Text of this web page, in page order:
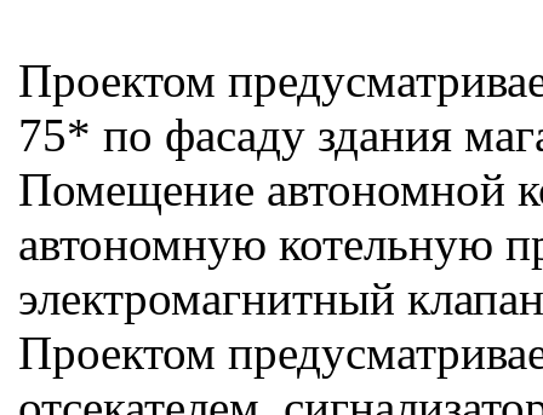
Проектом
75* по фасаду здания
Помещение автономной
автономную котельную
электромагнитный
Проектом